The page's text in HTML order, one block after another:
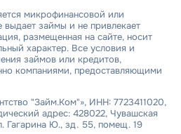
микрофинансовой или
выдает займы и не привлекает
размещенная на сайте, носит
характер. Все условия и
займов или кредитов,
компаниями, предоставляющими
"Займ.Ком"», ИНН: 7723411020,
адрес: 428022, Чувашская
Гагарина Ю., зд. 55, помещ. 19